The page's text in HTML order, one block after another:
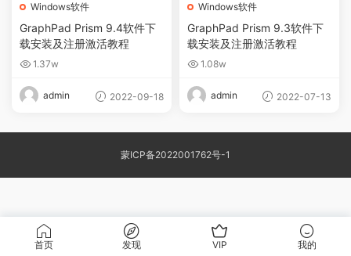
Windows软件
GraphPad Prism 9.4软件下
载安装及注册激活教程
1.37w
admin 2022-09-18
Windows软件
GraphPad Prism 9.3软件下
载安装及注册激活教程
1.08w
admin 2022-07-13
蒙ICP备2022001762号-1
首页 发现 VIP 我的